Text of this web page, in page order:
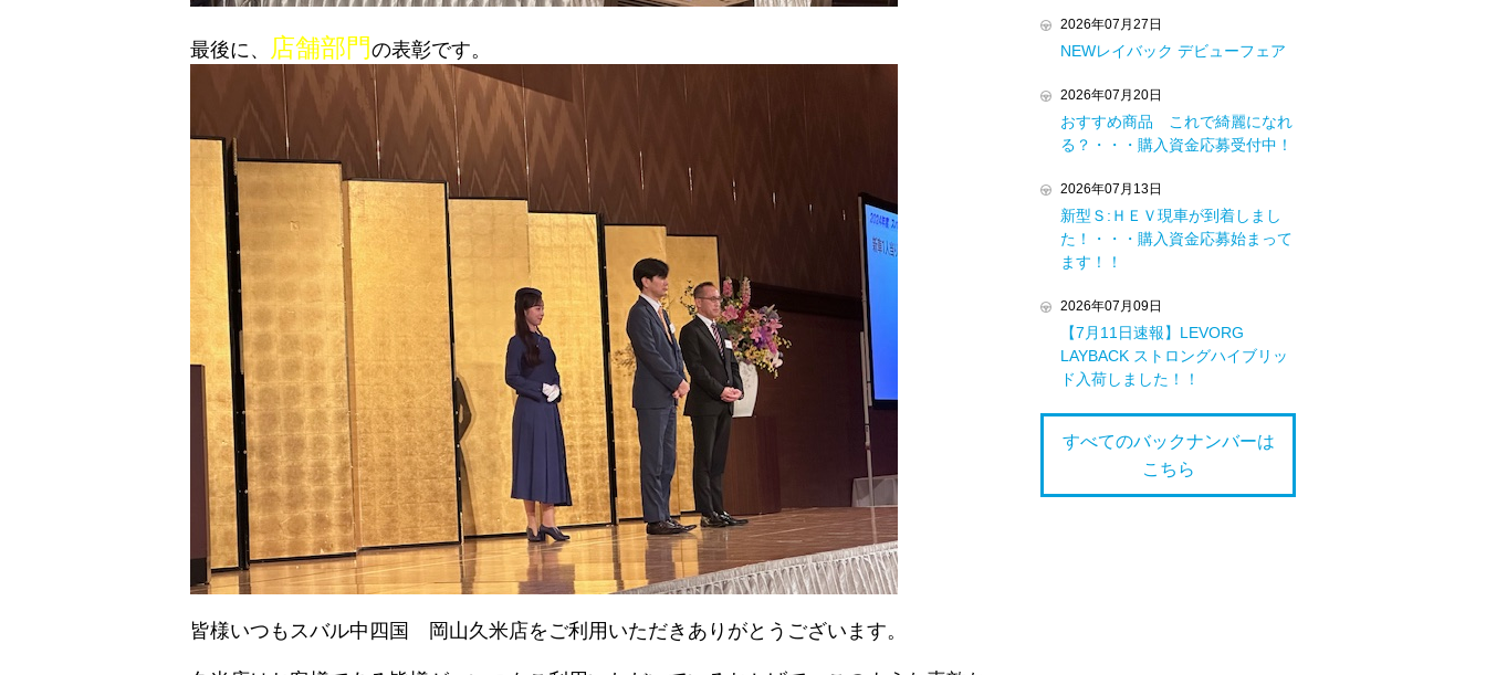
最後に、 店舗部門の表彰です。
皆様いつもスバル中四国 岡山久米店をご利用いただきありがとうございます。
2026年07月27日
NEWレイバック デビューフェア
2026年07月20日
おすすめ商品 これで綺麗になれ
る？・・・購入資金応募受付中！
2026年07月13日
新型Ｓ:ＨＥＶ現車が到着しまし
た！・・・購入資金応募始まって
ます！！
2026年07月09日
【7月11日速報】LEVORG
LAYBACK ストロングハイブリッ
ド入荷しました！！
すべてのバックナンバーは
こちら